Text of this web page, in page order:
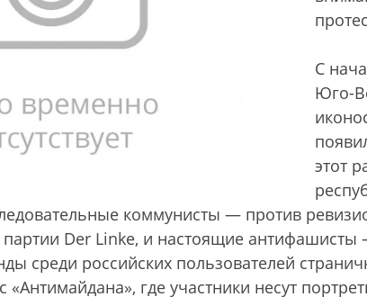
С
Юго-
этот
коммунисты — против
Der Linke, и настоящие
среди российских пользователей
«Антимайдана», где участники несут